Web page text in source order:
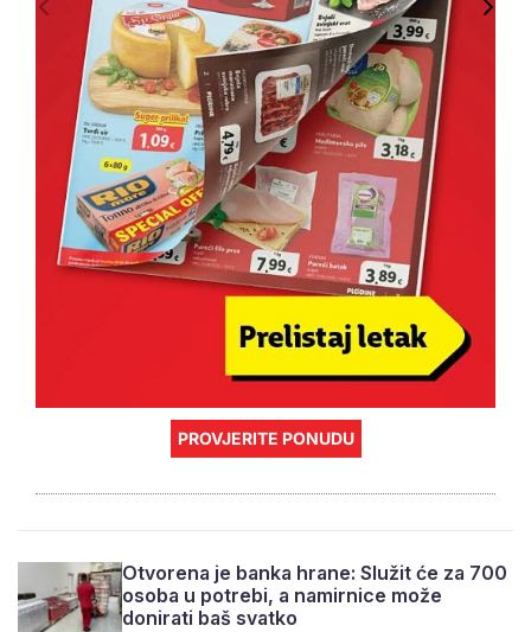
PROVJERITE PONUDU
Otvorena je banka hrane: Služit će za 700
osoba u potrebi, a namirnice može
donirati baš svatko